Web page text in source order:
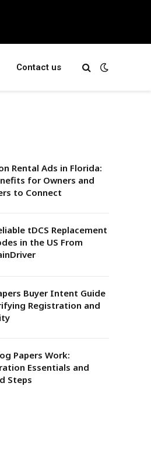
Contact us
Rental Ads in Florida:
for Owners and
to Connect
tDCS Replacement
in the US From
Buyer Intent Guide
Registration and
Papers Work:
Essentials and
Steps